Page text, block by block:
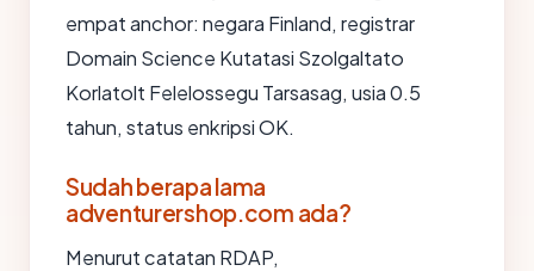
empat anchor: negara Finland, registrar
Domain Science Kutatasi Szolgaltato
Korlatolt Felelossegu Tarsasag, usia 0.5
tahun, status enkripsi OK.
Sudah berapa lama
adventurershop.com ada?
Menurut catatan RDAP,